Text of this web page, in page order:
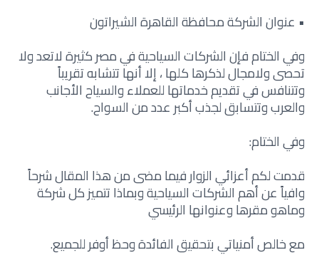
• عنوان الشركة محافظة القاهرة الشيراتون
وفي الختام فإن الشركات السياحية في مصر كثيرة لاتعد ولا
تحصى ولامجال لذكرها كلها ، إلا أنها تتشابه تقريباً
وتتنافس في تقديم خدماتها للعملاء والسياح الأجانب
والعرب وتتسابق لجذب أكبر عدد من السواح.
وفي الختام:
قدمت لكم أعزائي الزوار فيما مضى من هذا المقال شرحاً
وافياً عن أهم الشركات السياحية وبماذا تتميز كل شركة
وماهو مقرها وعنوانها الرئيسي
مع خالص أمنياتي بتحقيق الفائدة وحظ أوفر للجميع.